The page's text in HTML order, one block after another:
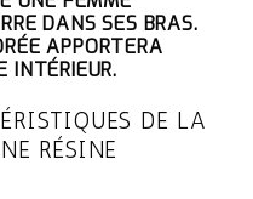
DANS SES BRAS.
APPORTERA
INTÉRIEUR.
DE LA
RÉSINE